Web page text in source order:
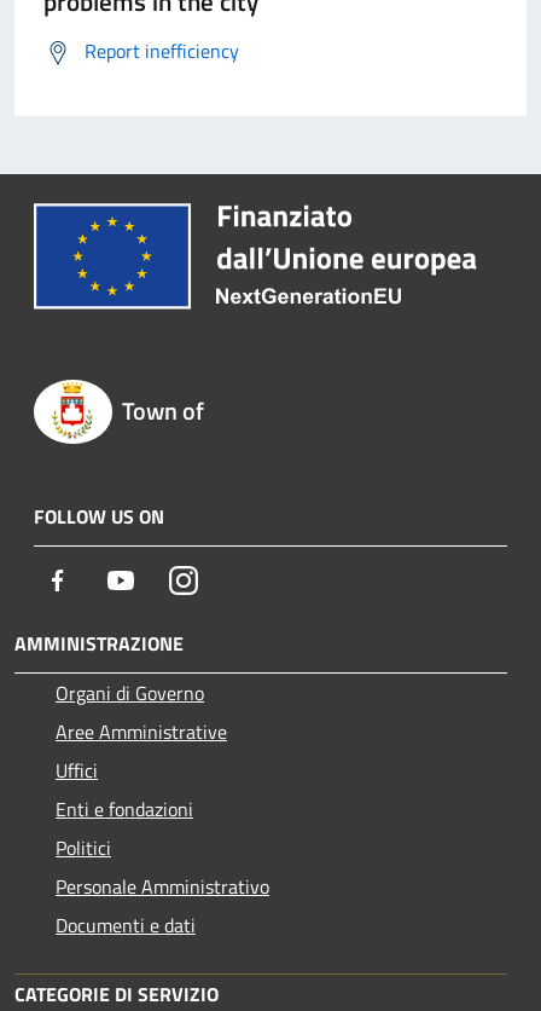
Report inefficiency
Town of
FOLLOW US ON
Facebook YoutubeInstagram
AMMINISTRAZIONE
Organi di Governo
Aree Amministrative
Uffici
Enti e fondazioni
Politici
Personale Amministrativo
Documenti e dati
CATEGORIE DI SERVIZIO